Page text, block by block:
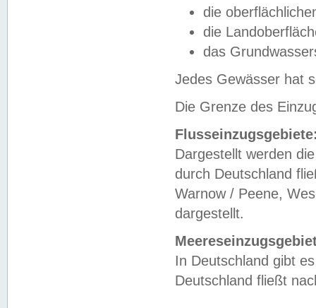
die
die
das
Jedes Gewässer hat
Die Grenze des
Dargestellt werden
durch Deutschland
Warnow / Peene,
dargestellt.
In Deutschland gibt
Deutschland fließt